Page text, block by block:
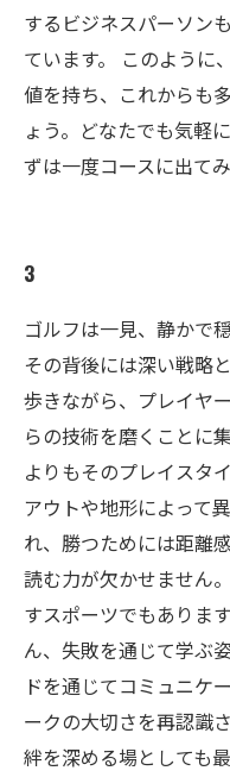
するビジネスパーソン
ています。 このように
値を持ち、これからも
ょう。どなたでも気軽
ずは一度コースに出て
3
ゴルフは一見、静かで
その背後には深い戦略
歩きながら、プレイヤ
らの技術を磨くことに
よりもそのプレイスタ
アウトや地形によって
れ、勝つためには距離
読む力が欠かせません
すスポーツでもありま
ん、失敗を通じて学ぶ
ドを通じてコミュニケ
ークの大切さを再認識
絆を深める場としても